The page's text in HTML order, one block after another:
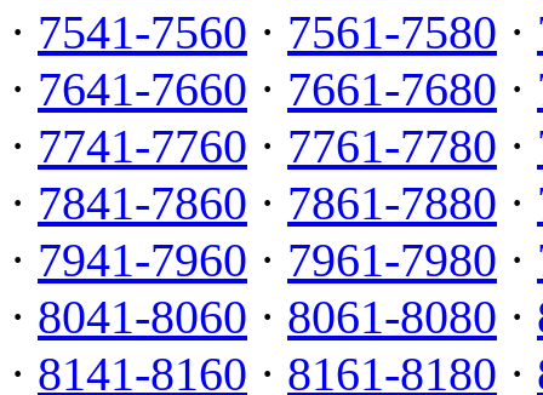
· 7541-7560 · 7561-7580 ·
· 7641-7660 · 7661-7680 ·
· 7741-7760 · 7761-7780 ·
· 7841-7860 · 7861-7880 ·
· 7941-7960 · 7961-7980 ·
· 8041-8060 · 8061-8080 ·
· 8141-8160 · 8161-8180 ·